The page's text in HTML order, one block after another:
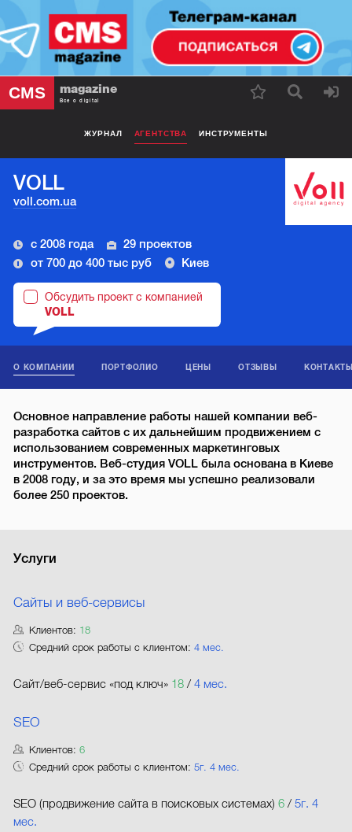
CMS magazine
Все о digital
ЖУРНАЛ АГЕНТСТВА ИНСТРУМЕНТЫ
VOLL
voll.com.ua
с 2008 года
29 проектов
от 700 до 400 тыс руб
Киев
Обсудить проект с компанией
VOLL
О КОМПАНИИ ПОРТФОЛИО ЦЕНЫ ОТЗЫВЫ
Основное направление работы нашей компании веб-
разработка сайтов с их дальнейшим продвижением с
использованием современных маркетинговых
инструментов. Веб-студия VOLL была основана в Киеве
в 2008 году, и за это время мы успешно реализовали
более 250 проектов.
Услуги
Сайты и веб-сервисы
Клиентов: 18
Средний срок работы с клиентом:4 мес.
Сайт/веб-сервис «под ключ» 18 /4 мес.
SEO
Клиентов:6
Средний срок работы с клиентом:5г. 4 мес.
SEO (продвижение сайта в поисковых системах) 6 /5г. 4
мес.